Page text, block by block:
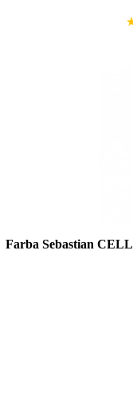
Farba Sebastian